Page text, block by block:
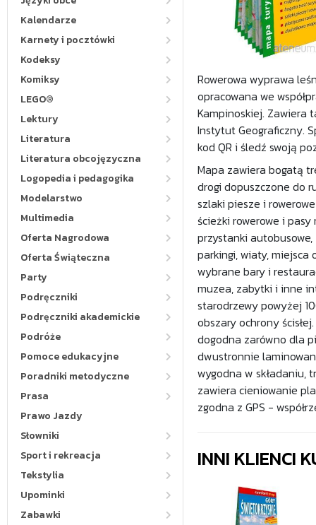
Kalendarze
Karnety i pocztówki
Kodeksy
Komiksy
LEGO®
Lektury
Literatura
Literatura obcojęzyczna
Logopedia i pedagogika
Modelarstwo
Multimedia
Oferta Nagrodowa
Oferta Świąteczna
Party
Podręczniki
Podręczniki akademickie
Podróże
Pomoce edukacyjne
Poradniki metodyczne
Prasa
Prawo Jazdy
Słowniki
Sport i rekreacja
Tekstylia
Upominki
Zabawki
Rowerowa wyprawa
opracowana we
Kampinoskiej. Zawiera
Instytut Geograficzny.
kod QR i śledź swoją
Mapa zawiera bogatą
drogi dopuszczone do
szlaki piesze i
ścieżki rowerowe i pasy
przystanki autobusowe,
parkingi, wiaty, miejsca
wybrane bary i
muzea, zabytki i inne
starodrzewy powyżej
obszary ochrony
dogodna zarówno dla
dwustronnie
wygodna w składaniu,
zawiera cieniowanie
zgodna z GPS -
INNI KLIENCI